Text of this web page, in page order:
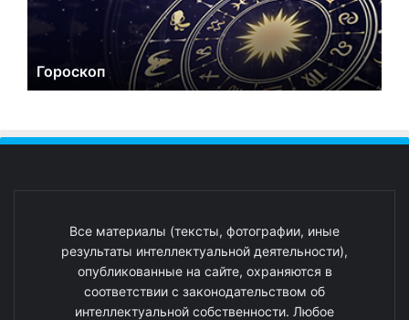
Гороскоп
Все материалы (тексты, фотографии, иные
результаты интеллектуальной деятельности),
опубликованные на сайте, охраняются в
соответствии с законодательством об
интеллектуальной собственности. Любое